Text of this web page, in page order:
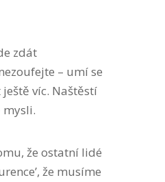
zdát
– umí se
víc. Naštěstí
mysli.
že ostatní lidé
že musíme